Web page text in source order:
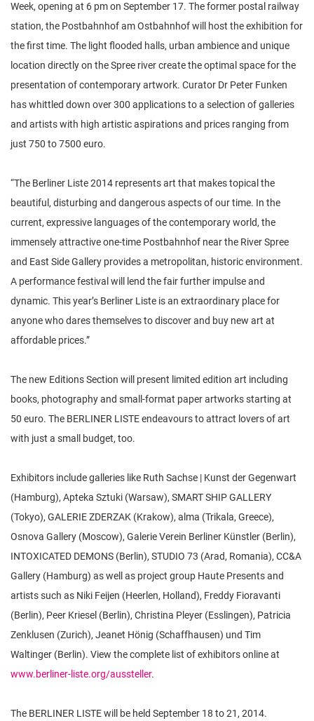
Week, opening at 6 pm on September 17. The former postal railway
station, the Postbahnhof am Ostbahnhof will host the exhibition for
the first time. The light flooded halls, urban ambience and unique
location directly on the Spree river create the optimal space for the
presentation of contemporary artwork. Curator Dr Peter Funken
has whittled down over 300 applications to a selection of galleries
and artists with high artistic aspirations and prices ranging from
just 750 to 7500 euro.
“The Berliner Liste 2014 represents art that makes topical the
beautiful, disturbing and dangerous aspects of our time. In the
current, expressive languages of the contemporary world, the
immensely attractive one-time Postbahnhof near the River Spree
and East Side Gallery provides a metropolitan, historic environment.
A performance festival will lend the fair further impulse and
dynamic. This year’s Berliner Liste is an extraordinary place for
anyone who dares themselves to discover and buy new art at
affordable prices.”
The new Editions Section will present limited edition art including
books, photography and small-format paper artworks starting at
50 euro. The BERLINER LISTE endeavours to attract lovers of art
with just a small budget, too.
Exhibitors include galleries like Ruth Sachse | Kunst der Gegenwart
(Hamburg), Apteka Sztuki (Warsaw), SMART SHIP GALLERY
(Tokyo), GALERIE ZDERZAK (Krakow), alma (Trikala, Greece),
Osnova Gallery (Moscow), Galerie Verein Berliner Künstler (Berlin),
INTOXICATED DEMONS (Berlin), STUDIO 73 (Arad, Romania), CC&A
Gallery (Hamburg) as well as project group Haute Presents and
artists such as Niki Feijen (Heerlen, Holland), Freddy Fioravanti
(Berlin), Peer Kriesel (Berlin), Christina Pleyer (Esslingen), Patricia
Zenklusen (Zurich), Jeanet Hönig (Schaffhausen) und Tim
Waltinger (Berlin). View the complete list of exhibitors online at
www.berliner-liste.org/aussteller.
The BERLINER LISTE will be held September 18 to 21, 2014.